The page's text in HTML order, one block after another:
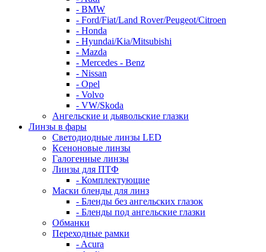
- BMW
- Ford/Fiat/Land Rover/Peugeot/Citroen
- Honda
- Hyundai/Kia/Mitsubishi
- Mazda
- Mercedes - Benz
- Nissan
- Opel
- Volvo
- VW/Skoda
Ангельские и дьявольские глазки
Линзы в фары
Светодиодные линзы LED
Ксеноновые линзы
Галогенные линзы
Линзы для ПТФ
- Комплектующие
Маски бленды для линз
- Бленды без ангельских глазок
- Бленды под ангельские глазки
Обманки
Переходные рамки
- Acura